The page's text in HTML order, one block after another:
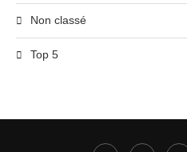
Non classé
Top 5